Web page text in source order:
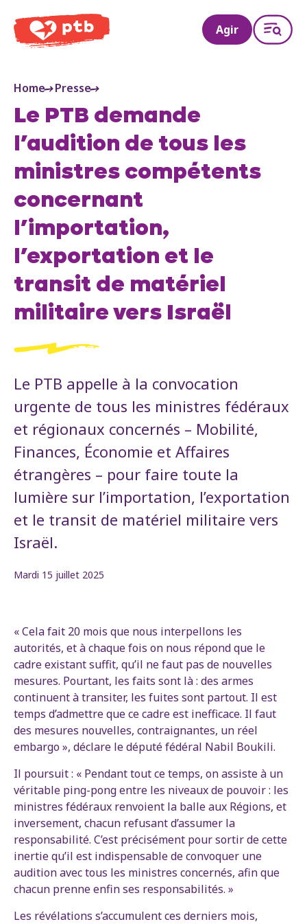
PTB
Agir
Home Presse
Le PTB demande
l’audition de tous les
ministres compétents
concernant
l’importation,
l’exportation et le
transit de matériel
militaire vers Israël
Le PTB appelle à la convocation
urgente de tous les ministres fédéraux
et régionaux concernés – Mobilité,
Finances, Économie et Affaires
étrangères – pour faire toute la
lumière sur l’importation, l’exportation
et le transit de matériel militaire vers
Israël.
Mardi 15 juillet 2025
« Cela fait 20 mois que nous interpellons les
autorités, et à chaque fois on nous répond que le
cadre existant suffit, qu’il ne faut pas de nouvelles
mesures. Pourtant, les faits sont là : des armes
continuent à transiter, les fuites sont partout. Il est
temps d’admettre que ce cadre est inefficace. Il faut
des mesures nouvelles, contraignantes, un réel
embargo », déclare le député fédéral Nabil Boukili.
Il poursuit : « Pendant tout ce temps, on assiste à un
véritable ping-pong entre les niveaux de pouvoir : les
ministres fédéraux renvoient la balle aux Régions, et
inversement, chacun refusant d’assumer la
responsabilité. C’est précisément pour sortir de cette
inertie qu’il est indispensable de convoquer une
audition avec tous les ministres concernés, afin que
chacun prenne enfin ses responsabilités. »
Les révélations s’accumulent ces derniers mois,